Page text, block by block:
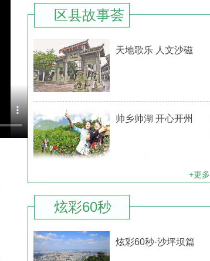
区县故事荟
天地歌乐 人文沙磁
帅乡帅湖 开心开州
+更多
炫彩60秒
炫彩60秒·沙坪坝篇